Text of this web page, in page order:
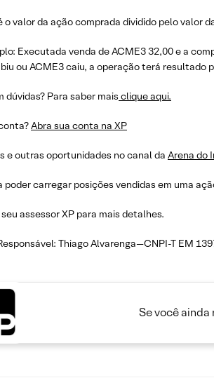
o valor da ação comprada dividido pelo valor
Executada venda de ACME3 32,00 e a
ou ACME3 caiu, a operação terá resultado
dúvidas? Para saber mais clique aqui.
Abra sua conta na XP
e outras oportunidades no canal da Arena do
poder carregar posições vendidas em uma
assessor XP para mais detalhes.
Thiago Alvarenga—CNPI-T EM
Se você ainda